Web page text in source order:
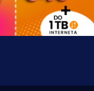
parolu!